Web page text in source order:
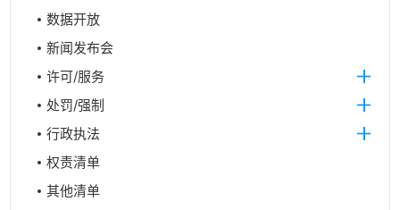
数据开放
新闻发布会
许可/服务
处罚/强制
行政执法
权责清单
其他清单